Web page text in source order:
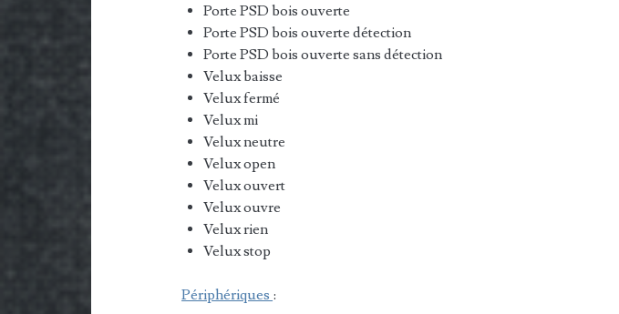
Porte PSD bois ouverte
Porte PSD bois ouverte détection
Porte PSD bois ouverte sans détection
Velux baisse
Velux fermé
Velux mi
Velux neutre
Velux open
Velux ouvert
Velux ouvre
Velux rien
Velux stop
Périphériques :